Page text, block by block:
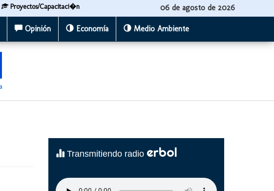
Proyectos/Capacitaci�n 06 de agosto de 2026
Opinión Economía Medio Ambiente
Transmitiendo radio erbol